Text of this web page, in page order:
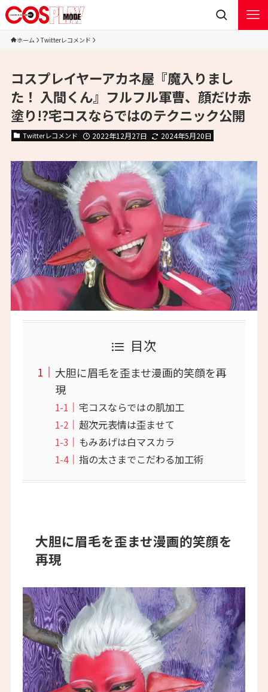
ホーム Twitterレコメンド
コスプレイヤーアカネ屋『魔入りまし
た！ 入間くん』フルフル軍曹、顔だけ赤
塗り!?宅コスならではのテクニック公開
Twitterレコメンド 2022年12月27日 2024年5月20日
目次
大胆に眉毛を歪ませ漫画的笑顔を再
現
宅コスならではの肌加工
超次元表情は歪ませて
もみあげは白マスカラ
指の太さまでこだわる加工術
大胆に眉毛を歪ませ漫画的笑顔を
再現